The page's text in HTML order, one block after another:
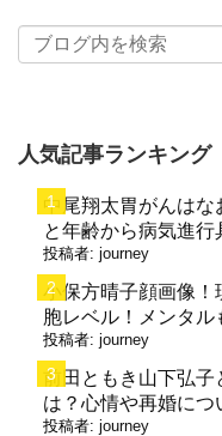
人気記事ランキング
中尾翔太胃がんは
と年齢から病気進行
投稿者: journey
小保方晴子顔画像
胞レベル！メンタル
投稿者: journey
前田ともき山下弘
は？心情や再婚につ
投稿者: journey